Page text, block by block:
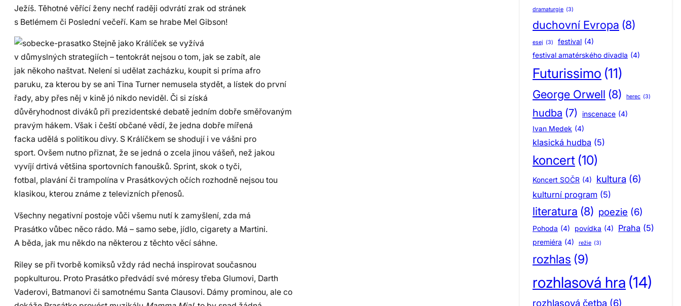
Ježíš. Těhotné věřící ženy nechť raději odvrátí zrak od stránek
s Betlémem či Poslední večeří. Kam se hrabe Mel Gibson!
Stejně jako Králíček se vyžívá
v důmyslných strategiích – tentokrát nejsou o tom, jak se zabít, ale
jak někoho naštvat. Nelení si udělat zacházku, koupit si príma afro
paruku, za kterou by se ani Tina Turner nemusela stydět, a lístek do první
řady, aby přes něj v kině jó nikdo neviděl. Či si získá
důvěryhodnost diváků při prezidentské debatě jedním dobře směřovaným
pravým hákem. Však i čeští občané vědí, že jedna dobře mířená
facka udělá s politikou divy. S Králíčkem se shodují i ve vášni pro
sport. Ovšem nutno přiznat, že se jedná o zcela jinou vášeň, než jakou
vyvíjí drtivá většina sportovních fanoušků. Sprint, skok o tyči,
fotbal, plavání či trampolína v Prasátkových očích rozhodně nejsou tou
klasikou, kterou známe z televizních přenosů.
Všechny negativní postoje vůči všemu nutí k zamyšlení, zda má
Prasátko vůbec něco rádo. Má – samo sebe, jídlo, cigarety a Martini.
A běda, jak mu někdo na některou z těchto věcí sáhne.
Riley se při tvorbě komiksů vždy rád nechá inspirovat současnou
popkulturou. Proto Prasátko předvádí své móresy třeba Glumovi, Darth
Vaderovi, Batmanovi či samotnému Santa Clausovi. Dámy prominou, ale co
dramaturgie (3)
duchovní Evropa (8)
esej (3) festival (4)
festival amatérského divadla (4)
Futurissimo (11)
George Orwell (8) herec (3)
hudba (7) inscenace (4)
Ivan Medek (4)
klasická hudba (5)
koncert (10)
Koncert SOČR (4) kultura (6)
kulturní program (5)
literatura (8) poezie (6)
Pohoda (4) povídka (4) Praha (5)
premiéra (4) režie (3)
rozhlas (9)
rozhlasová hra (14)
rozhlasová četba (6)